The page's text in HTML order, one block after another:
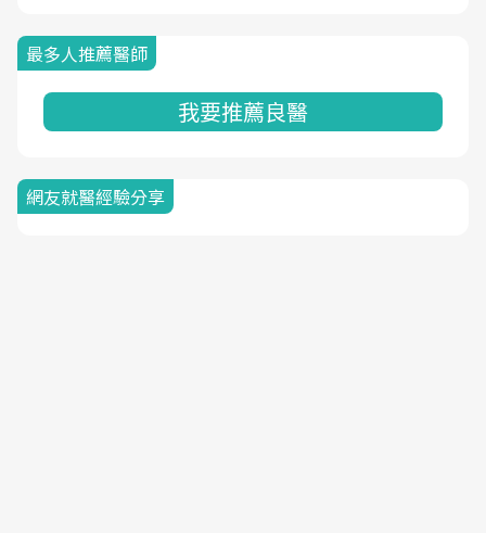
最多人推薦醫師
我要推薦良醫
網友就醫經驗分享